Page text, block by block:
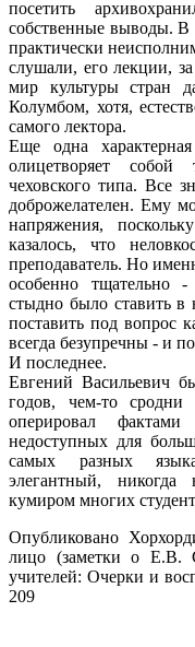
посетить
собственные выводы. В
практически
слушали, его лекции,
мир культуры стран
Колумбом, хотя,
самого лектора.
Еще одна
олицетворяет собой
чеховского типа. Все
доброжелателен. Ему
напряжения,
казалось, что
преподаватель. Но
особенно тщательно -
стыдно было ставить в
поставить под вопрос
всегда безупречны - и
И последнее.
Евгений Васильевич
годов, чем-то сродни
оперировал
недоступных для
самых разных
элегантный,
кумиром многих
Опубликовано
лицо (заметки о Е.В.
учителей: Очерки и
209